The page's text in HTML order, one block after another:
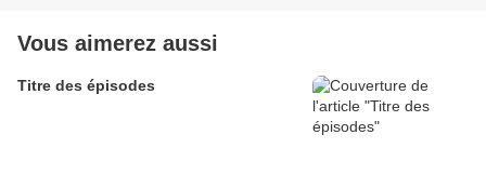
Vous aimerez aussi
Titre des épisodes